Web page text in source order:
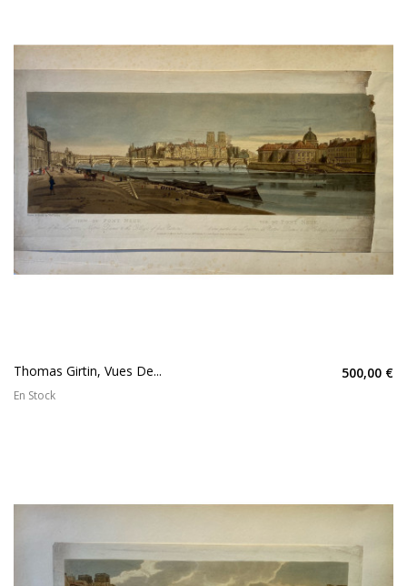
Thomas Girtin, Vues De... 500,00 €
En Stock